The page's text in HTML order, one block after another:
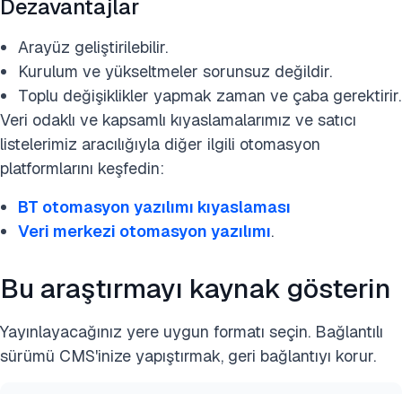
Dezavantajlar
Arayüz geliştirilebilir.
Kurulum ve yükseltmeler sorunsuz değildir.
Toplu değişiklikler yapmak zaman ve çaba gerektirir.
Veri odaklı ve kapsamlı kıyaslamalarımız ve satıcı
listelerimiz aracılığıyla diğer ilgili otomasyon
platformlarını keşfedin:
BT otomasyon yazılımı kıyaslaması
Veri merkezi otomasyon yazılımı.
Bu araştırmayı kaynak gösterin
Yayınlayacağınız yere uygun formatı seçin. Bağlantılı
sürümü CMS'inize yapıştırmak, geri bağlantıyı korur.